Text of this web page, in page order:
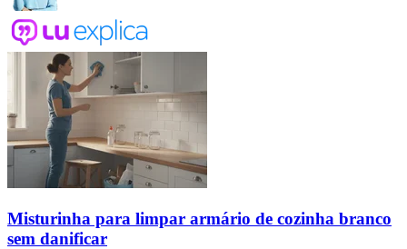
Misturinha para limpar armário de cozinha branco
sem danificar